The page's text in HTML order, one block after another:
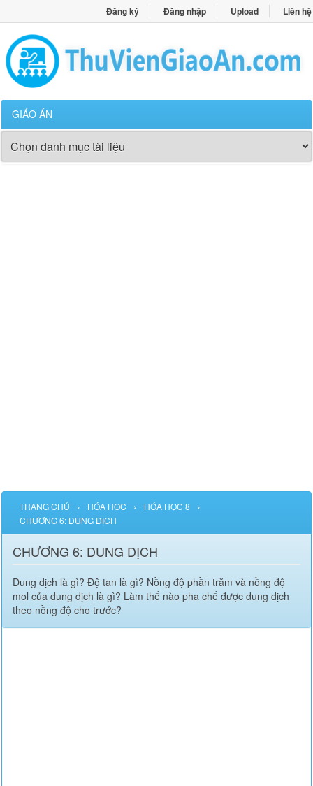
Đăng ký Đăng nhập Upload Liên hệ
GIÁO ÁN
TRANG CHỦ › HÓA HỌC › HÓA HỌC 8 ›
CHƯƠNG 6: DUNG DỊCH
CHƯƠNG 6: DUNG DỊCH
Dung dịch là gì? Độ tan là gì? Nồng độ phần trăm và nồng độ
mol của dung dịch là gì? Làm thế nào pha chế được dung dịch
theo nồng độ cho trước?